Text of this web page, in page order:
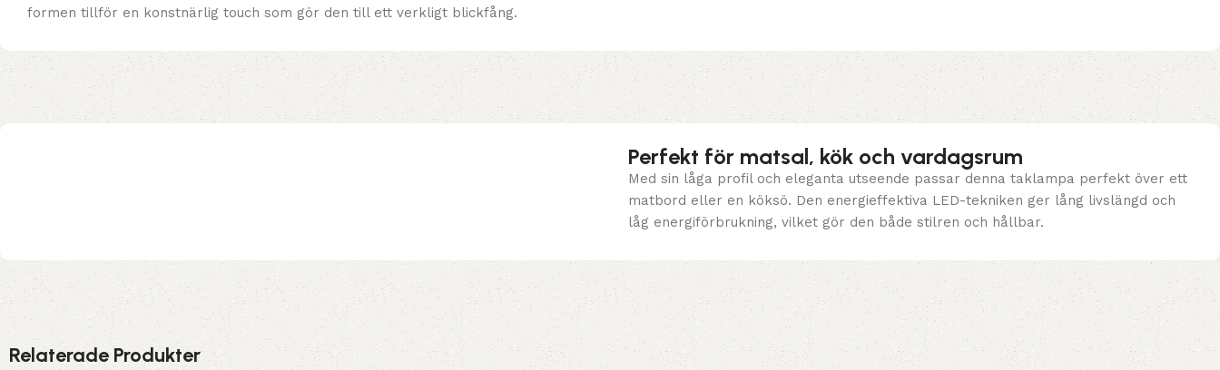
formen tillför en konstnärlig touch som gör den till ett verkligt blickfång.
Perfekt för matsal, kök och vardagsrum
Med sin låga profil och eleganta utseende passar denna taklampa perfekt över ett
matbord eller en köksö. Den energieffektiva LED-tekniken ger lång livslängd och
låg energiförbrukning, vilket gör den både stilren och hållbar.
Relaterade Produkter